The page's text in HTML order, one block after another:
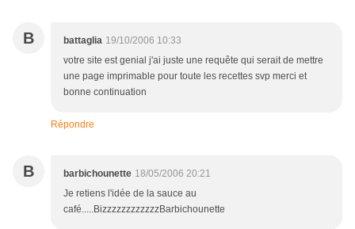
B battaglia 19/10/2006 10:33
votre site est genial j'ai juste une requête qui serait de mettre
une page imprimable pour toute les recettes svp merci et
bonne continuation
Répondre
B barbichounette 18/05/2006 20:21
Je retiens l'idée de la sauce au
café.....BizzzzzzzzzzzzBarbichounette